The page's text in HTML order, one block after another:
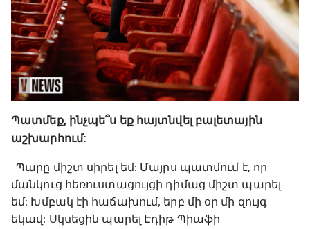
Պատմեք, ինչպե՞ս եք հայտնվել բալետային
աշխարհում:
-Պարը միշտ սիրել եմ: Մայրս պատմում է, որ
մանկուց հեռուստացույցի դիմաց միշտ պարել
եմ: Խմբակ էի հաճախում, երբ մի օր մի զույգ
եկավ: Սկսեցին պարել Էդիթ Պիաֆի